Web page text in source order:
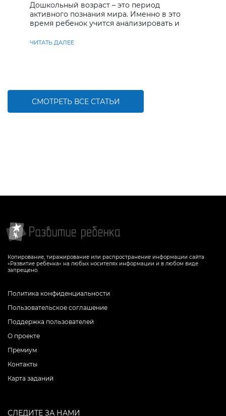
Дошкольный возраст – это период
активного познания мира. Именно в это
время ребенок учится анализировать и
ЧИТАТЬ ДАЛЕЕ
СМОТРЕТЬ ВСЕ СТАТЬИ
Копирование, тиражирование или распространение информации сайта
«Развитие ребенка» на любых носителях информации и в любом виде
запрещено.
Политика конфиденциальности
Пользовательское соглашение
Поддержка пользователей
О проекте
Премиум
Контакты
Карта заданий
СЛЕДИТЕ ЗА НАМИ